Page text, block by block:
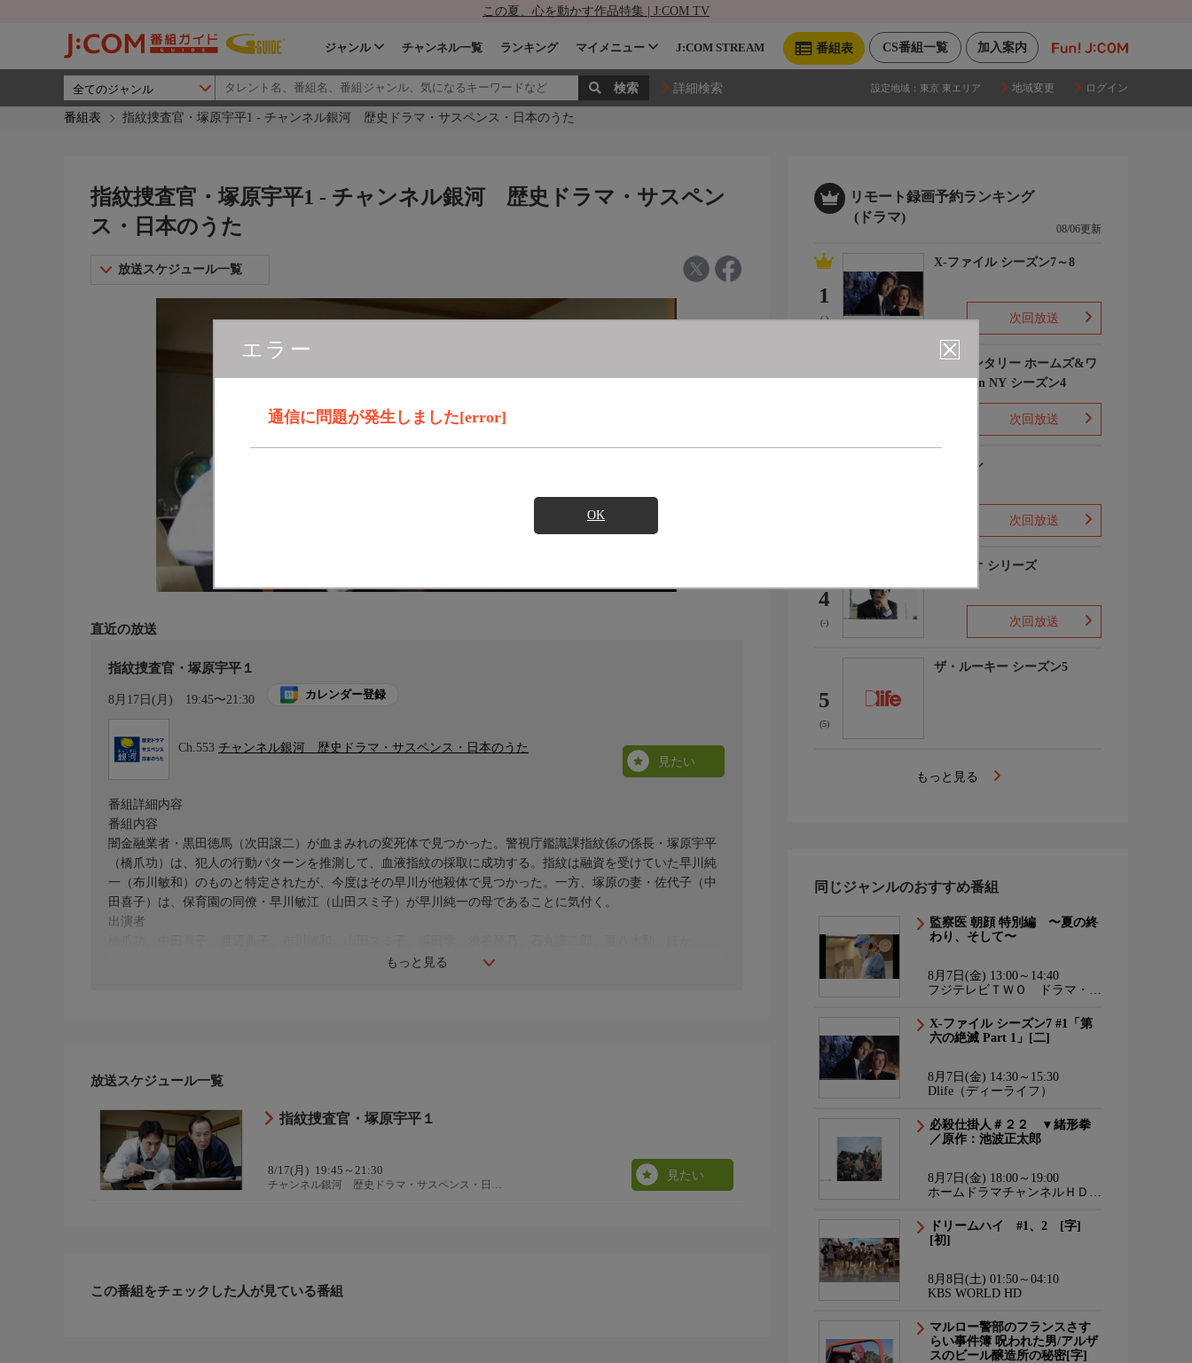
この夏、心を動かす作品特集 | J:COM TV
加入案内
CS番組一覧
番組表
ジャンル チャンネル一覧 ランキング マイメニュー J:COM STREAM
詳細検索 設定地域： 東京 東エリア 地域変更 ログイン
番組表 指紋捜査官・塚原宇平1 - チャンネル銀河 歴史ドラマ・サスペンス・日本のうた
エラー
通信に問題が発生しました[error]
OK
指紋捜査官・塚原宇平1 - チャンネル銀河 歴史ドラマ・サスペン
ス・日本のうた
放送スケジュール一覧
直近の放送
指紋捜査官・塚原宇平１
8月17日(月) 19:45〜21:30 カレンダー登録
Ch.553 チャンネル銀河 歴史ドラマ・サスペンス・日本のうた
見たい
もっと見る
番組詳細内容
番組内容
闇金融業者・黒田徳馬（次田譲二）が血まみれの変死体で見つかった。警視庁鑑識課指紋係の係長・塚原宇平
（橋爪功）は、犯人の行動パターンを推測して、血液指紋の採取に成功する。指紋は融資を受けていた早川純
一（布川敏和）のものと特定されたが、今度はその早川が他殺体で見つかった。一方、塚原の妻・佐代子（中
田喜子）は、保育園の同僚・早川敏江（山田スミ子）が早川純一の母であることに気付く。
出演者
放送スケジュール一覧
指紋捜査官・塚原宇平１
8/17(月) 19:45～21:30
チャンネル銀河 歴史ドラマ・サスペンス・日本
見たい
この番組をチェックした人が見ている番組
リモート録画予約ランキング
(ドラマ)
08/06更新
1
(-)
X-ファイル シーズン7～8
次回放送
エレメンタリー ホームズ&ワ
トソン in NY シーズン4
次回放送
下山メシ
次回放送
4
(-)
ガリレオ シリーズ
次回放送
5
(5)
ザ・ルーキー シーズン5
もっと見る
同じジャンルのおすすめ番組
監察医 朝顔 特別編 〜夏の終
わり、そして〜
8月7日(金) 13:00～14:40
フジテレビＴＷＯ ドラマ・ア
X-ファイル シーズン7 #1「第
六の絶滅 Part 1」[二]
8月7日(金) 14:30～15:30
Dlife（ディーライフ）
必殺仕掛人＃２２ ▼緒形拳
／原作：池波正太郎
8月7日(金) 18:00～19:00
ホームドラマチャンネルＨＤ
ドリームハイ #1、2 [字]
[初]
8月8日(土) 01:50～04:10
KBS WORLD HD
マルロー警部のフランスさす
らい事件簿 呪われた男/アルザ
スのビール醸造所の秘密[字]